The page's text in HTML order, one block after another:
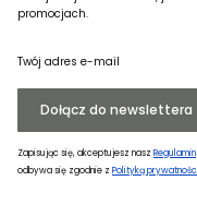
promocjach.
Twój adres e-mail
Dołącz do newslettera
Zapisując się, akceptujesz nasz Regulamin
odbywa się zgodnie z Polityką